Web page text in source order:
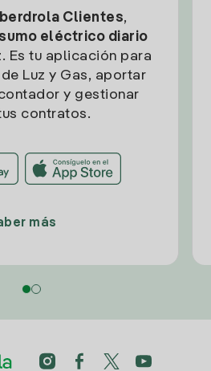
Clientes,
eléctrico diario
Es tu aplicación para
Luz y Gas, aportar
y gestionar
contratos.
más